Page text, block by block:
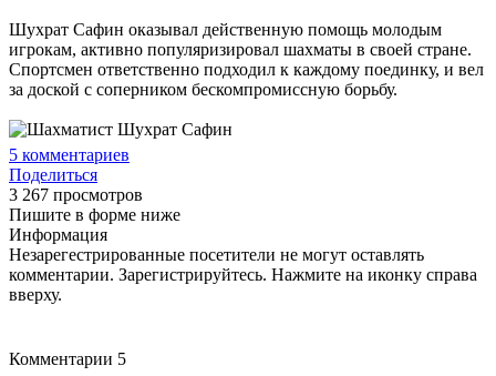
Шухрат Сафин оказывал действенную помощь молодым
игрокам, активно популяризировал шахматы в своей стране.
Спортсмен ответственно подходил к каждому поединку, и вел
за доской с соперником бескомпромиссную борьбу.
5 комментариев
Поделиться
3 267 просмотров
Пишите в форме ниже
Информация
Незарегестрированные посетители не могут оставлять
комментарии. Зарегистрируйтесь. Нажмите на иконку справа
вверху.
Комментарии 5